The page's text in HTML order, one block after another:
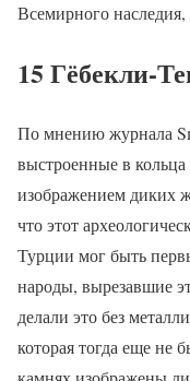
Всемирного
15 Гёбекли-
По мнению журнала
выстроенные в
изображением диких
что этот
Турции мог быть
народы, вырезавшие
делали это без
которая тогда еще не